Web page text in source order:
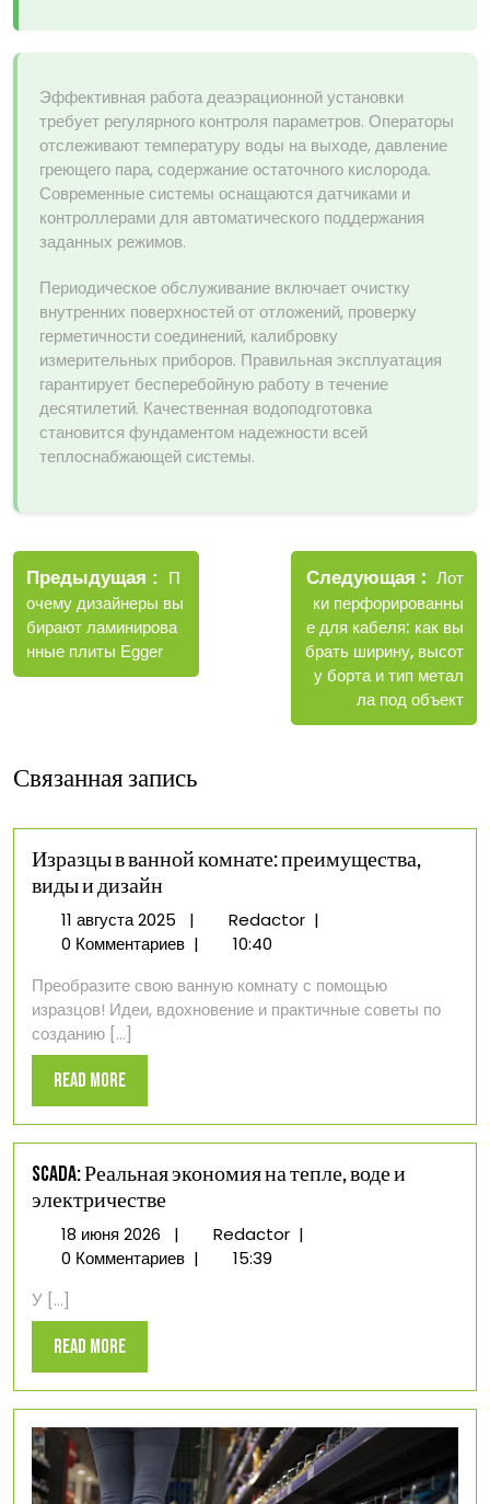
Эффективная работа деаэрационной установки
требует регулярного контроля параметров. Операторы
отслеживают температуру воды на выходе, давление
греющего пара, содержание остаточного кислорода.
Современные системы оснащаются датчиками и
контроллерами для автоматического поддержания
заданных режимов.
Периодическое обслуживание включает очистку
внутренних поверхностей от отложений, проверку
герметичности соединений, калибровку
измерительных приборов. Правильная эксплуатация
гарантирует бесперебойную работу в течение
десятилетий. Качественная водоподготовка
становится фундаментом надежности всей
теплоснабжающей системы.
Навигация
по
записям
Предыдущая
Старые
записи
П
очему дизайнеры вы
бирают ламинирова
нные плиты Egger
Следующая
Новые
записи
Лот
ки перфорированны
е для кабеля: как вы
брать ширину, высот
у борта и тип метал
ла под объект
Связанная запись
Изразцы в ванной комнате: преимущества,
виды и дизайн
11 августа 202511
августа
| RedactorИзразцы
комнате:
преимущества,
|
0 Комментариев |
10:40
Преобразите свою ванную комнату с помощью
изразцов! Идеи, вдохновение и практичные советы по
созданию [...]
Read MoreRead
More
SCADA: Реальная экономия на тепле, воде и
электричестве
18 июня 202618
июня
| RedactorSCADA:
|
0 Комментариев |
15:39
У [...]
Read MoreRead
More